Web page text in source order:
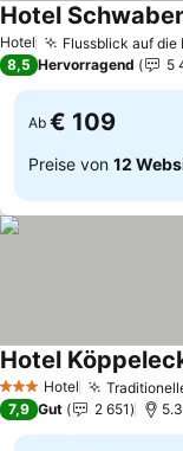
Hotel Flussblick auf die
Hotel
8,5 Hervorragend 5
Ab € 109
Preise von 12
3 SterneHotel
Hotel
7,9 Gut 2 651